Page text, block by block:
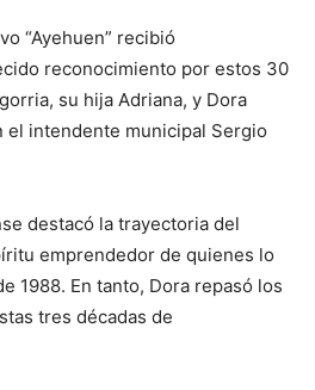
“Ayehuen” recibió
reconocimiento por estos 30
su hija Adriana, y Dora
el intendente municipal Sergio
destacó la trayectoria del
emprendedor de quienes lo
1988. En tanto, Dora repasó los
tres décadas de